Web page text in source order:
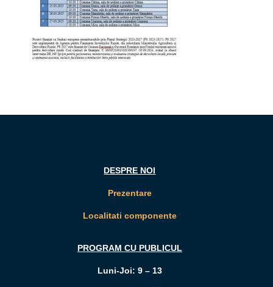
DESPRE NOI
Prezentare
Localitati componente
PROGRAM CU PUBLICUL
Luni-Joi: 9 – 13